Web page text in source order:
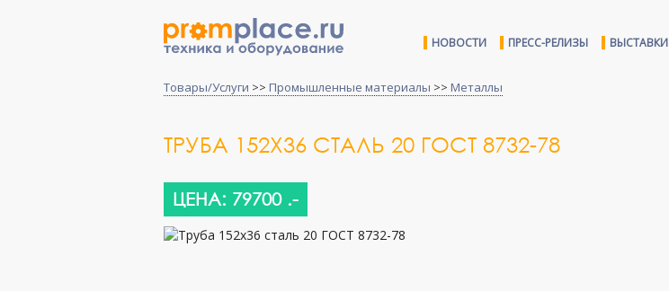
НОВОСТИ ПРЕСС-РЕЛИЗЫ ВЫСТАВКИ
Товары/Услуги >> Промышленные материалы >> Металлы
ТРУБА 152Х36 СТАЛЬ 20 ГОСТ 8732-78
ЦЕНА: 79700 .-